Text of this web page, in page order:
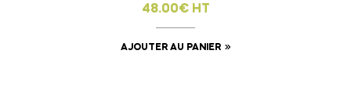
48.00€ HT
AJOUTER AU PANIER